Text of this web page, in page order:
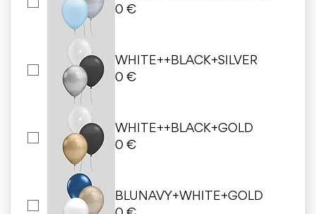
0 €
WHITE++BLACK+SILVER
0 €
WHITE++BLACK+GOLD
0 €
BLUNAVY+WHITE+GOLD